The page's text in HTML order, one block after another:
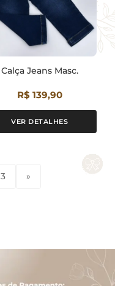
Calça Jeans Masc.
R$ 139,90
VER DETALHES
3 »